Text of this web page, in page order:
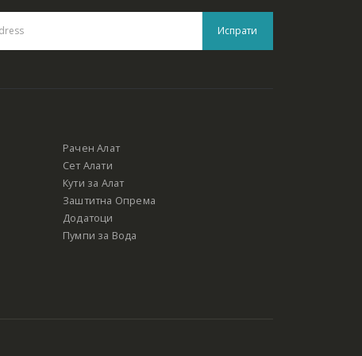
Рачен Алат
Сет Алати
Кути за Алат
Заштитна Опрема
Додатоци
Пумпи за Вода